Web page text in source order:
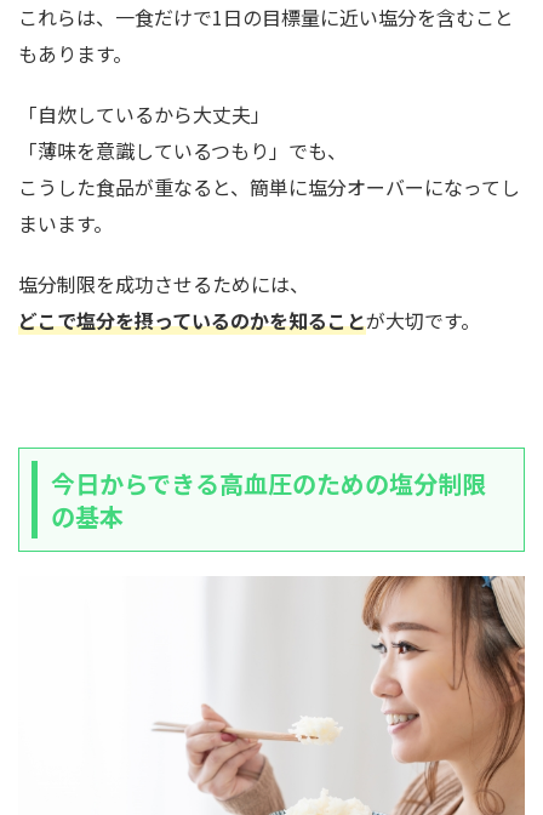
これらは、一食だけで1日の目標量に近い塩分を含むこと
もあります。
「自炊しているから大丈夫」
「薄味を意識しているつもり」でも、
こうした食品が重なると、簡単に塩分オーバーになってし
まいます。
塩分制限を成功させるためには、
どこで塩分を摂っているのかを知ることが大切です。
今日からできる高血圧のための塩分制限
の基本